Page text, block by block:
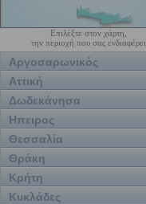
Επιλέξτε στον χάρτη,
την περιοχή που σας ενδιαφέρει
Αργοσαρωνικός
Αττική
Δωδεκάνησα
Ηπειρος
Θεσσαλία
Θράκη
Κρήτη
Κυκλάδες